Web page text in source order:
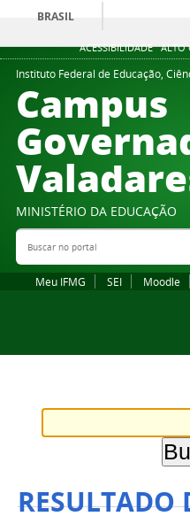
ACESSIBILIDADE ALTO
BRASIL
Instituto Federal de Educação,
Campus
MINISTÉRIO DA EDUCAÇÃO
Buscar no portal
Meu IFMG SEI Moodle
RESULTADO